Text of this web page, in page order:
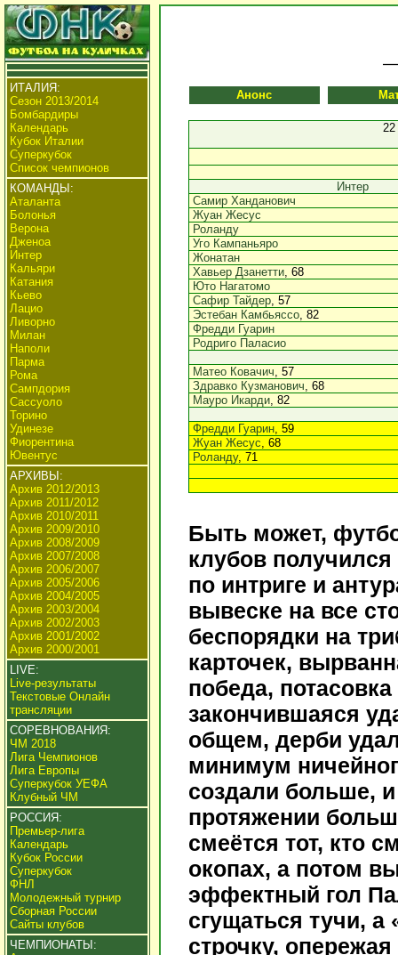
ИТАЛИЯ:
Сезон 2013/2014
Бомбардиры
Календарь
Кубок Италии
Суперкубок
Список чемпионов
КОМАНДЫ:
Аталанта
Болонья
Верона
Дженоа
Интер
Кальяри
Катания
Кьево
Лацио
Ливорно
Милан
Наполи
Парма
Рома
Сампдория
Сассуоло
Торино
Удинезе
Фиорентина
Ювентус
АРХИВЫ:
Архив 2012/2013
Архив 2011/2012
Архив 2010/2011
Архив 2009/2010
Архив 2008/2009
Архив 2007/2008
Архив 2006/2007
Архив 2005/2006
Архив 2004/2005
Архив 2003/2004
Архив 2002/2003
Архив 2001/2002
Архив 2000/2001
LIVE:
Live-результаты
Текстовые Онлайн
трансляции
СОРЕВНОВАНИЯ:
ЧМ 2018
Лига Чемпионов
Лига Европы
Суперкубок УЕФА
Клубный ЧМ
РОССИЯ:
Премьер-лига
Календарь
Кубок России
Суперкубок
ФНЛ
Молодежный турнир
Сборная России
Сайты клубов
ЧЕМПИОНАТЫ:
Анонс
Интер
Самир Ханданович
Жуан Жесус
Роланду
Уго Кампаньяро
Жонатан
Хавьер Дзанетти, 68
Юто Нагатомо
Сафир Тайдер, 57
Эстебан Камбьяссо, 82
Фредди Гуарин
Родриго Паласио
Матео Ковачич, 57
Здравко Кузманович, 68
Мауро Икарди, 82
Фредди Гуарин, 59
Жуан Жесус, 68
Роланду, 71
Быть может,
клубов
по интриге и
вывеске на все
беспорядки на
карточек,
победа,
закончившаяся
общем, дерби
минимум
создали больше,
протяжении
смеётся тот, кто
окопах, а потом
эффектный гол
сгущаться тучи,
строчку,